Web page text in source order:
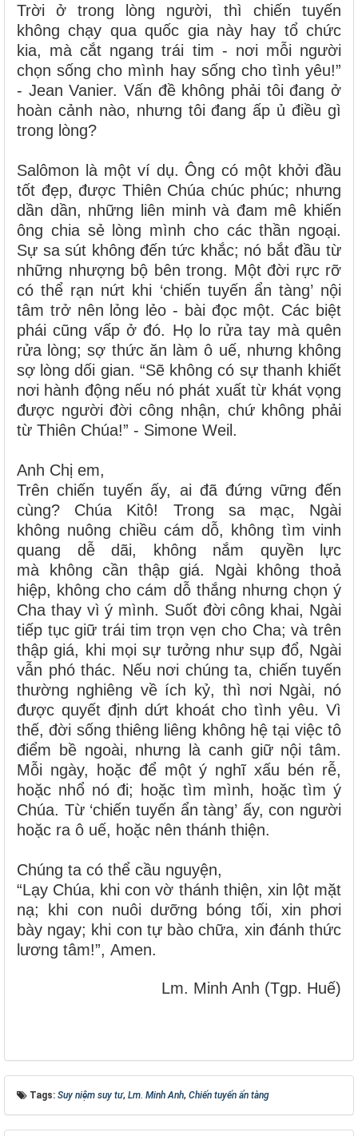
Trời ở trong lòng người, thì chiến tuyến
không chạy qua quốc gia này hay tổ chức
kia, mà cắt ngang trái tim - nơi mỗi người
chọn sống cho mình hay sống cho tình yêu!”
- Jean Vanier. Vấn đề không phải tôi đang ở
hoàn cảnh nào, nhưng tôi đang ấp ủ điều gì
trong lòng?
Salômon là một ví dụ. Ông có một khởi đầu
tốt đẹp, được Thiên Chúa chúc phúc; nhưng
dần dần, những liên minh và đam mê khiến
ông chia sẻ lòng mình cho các thần ngoại.
Sự sa sút không đến tức khắc; nó bắt đầu từ
những nhượng bộ bên trong. Một đời rực rỡ
có thể rạn nứt khi ‘chiến tuyến ẩn tàng’ nội
tâm trở nên lỏng lẻo - bài đọc một. Các biệt
phái cũng vấp ở đó. Họ lo rửa tay mà quên
rửa lòng; sợ thức ăn làm ô uế, nhưng không
sợ lòng dối gian. “Sẽ không có sự thanh khiết
nơi hành động nếu nó phát xuất từ khát vọng
được người đời công nhận, chứ không phải
từ Thiên Chúa!” - Simone Weil.
Anh Chị em,
Trên chiến tuyến ấy, ai đã đứng vững đến
cùng? Chúa Kitô! Trong sa mạc, Ngài
không nuông chiều cám dỗ, không tìm vinh
quang dễ dãi, không nắm quyền lực
mà không cần thập giá. Ngài không thoả
hiệp, không cho cám dỗ thắng nhưng chọn ý
Cha thay vì ý mình. Suốt đời công khai, Ngài
tiếp tục giữ trái tim trọn vẹn cho Cha; và trên
thập giá, khi mọi sự tưởng như sụp đổ, Ngài
vẫn phó thác. Nếu nơi chúng ta, chiến tuyến
thường nghiêng về ích kỷ, thì nơi Ngài, nó
được quyết định dứt khoát cho tình yêu. Vì
thế, đời sống thiêng liêng không hệ tại việc tô
điểm bề ngoài, nhưng là canh giữ nội tâm.
Mỗi ngày, hoặc để một ý nghĩ xấu bén rễ,
hoặc nhổ nó đi; hoặc tìm mình, hoặc tìm ý
Chúa. Từ ‘chiến tuyến ẩn tàng’ ấy, con người
hoặc ra ô uế, hoặc nên thánh thiện.
Chúng ta có thể cầu nguyện,
“Lạy Chúa, khi con vờ thánh thiện, xin lột mặt
nạ; khi con nuôi dưỡng bóng tối, xin phơi
bày ngay; khi con tự bào chữa, xin đánh thức
lương tâm!”, Amen.
Lm. Minh Anh (Tgp. Huế)
Tags: Suy niệm suy tư, Lm. Minh Anh, Chiến tuyến ẩn tàng